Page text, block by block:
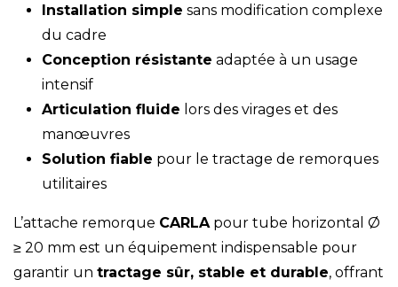
Installation simple sans modification complexe
du cadre
Conception résistante adaptée à un usage
intensif
Articulation fluide lors des virages et des
manœuvres
Solution fiable pour le tractage de remorques
utilitaires
L’attache remorque CARLApour tube horizontal Ø
≥ 20 mm est un équipement indispensable pour
garantir un tractage sûr, stable et durable, offrant